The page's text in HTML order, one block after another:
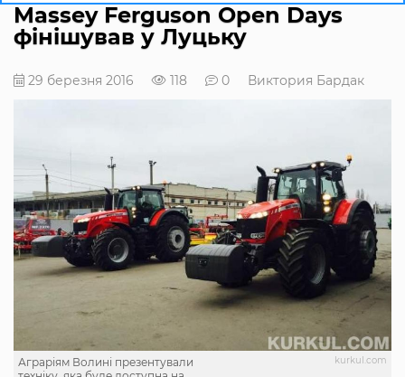
Massey Ferguson Open Days
фінішував у Луцьку
29 березня 2016 118 0 Виктория Бардак
kurkul.com
Аграріям Волині презентували